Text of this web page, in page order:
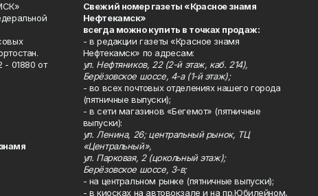
01880 от
Свежий номер газеты «Красное знамя
Нефтекамск»
всегда можно купить в точках продаж:
- в редакции газеты «Красное знамя
Нефтекамск» по адресам:
ул. Нефтяников, 22 (2-й этаж, каб. 214),
Берёзовское шоссе, 4-а (1-й этаж);
- во всех почтовых отделениях нашего города
(пятничные выпуски);
- в сети магазинов «Бегемот» (пятничные
выпуски):
ул. Ленина, 26; центральный рынок, ТЦ
«Центральный»,
ул. Парковая, 2 (цокольный этаж);
Берёзовское шоссе, 3-в;
- на центральном рынке (пятничные выпуски);
- в киосках на автовокзале и на пр.Юбилейном,